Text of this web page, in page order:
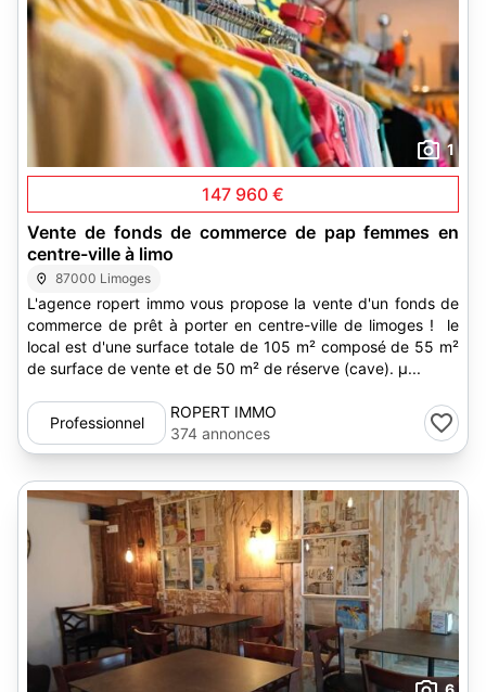
1
147 960 €
Vente de fonds de commerce de pap femmes en
centre-ville à limo
87000 Limoges
L'agence ropert immo vous propose la vente d'un fonds de
commerce de prêt à porter en centre-ville de limoges ! le
local est d'une surface totale de 105 m² composé de 55 m²
de surface de vente et de 50 m² de réserve (cave). µ...
Professionnel
ROPERT IMMO
374 annonces